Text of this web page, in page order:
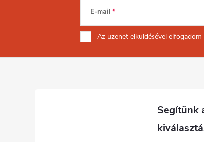
E-mail
Az üzenet elküldésével elfogadom